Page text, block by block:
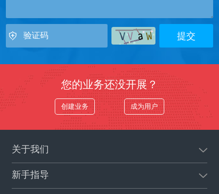
您的业务还没开展？
创建业务 成为用户
关于我们
新手指导